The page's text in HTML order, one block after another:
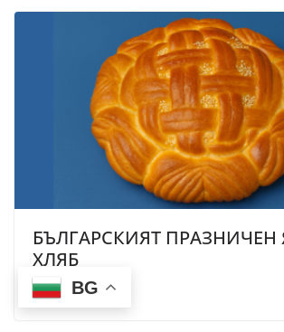
БЪЛГАРСКИЯТ ПРАЗНИЧЕН
ХЛЯБ
1 year BG